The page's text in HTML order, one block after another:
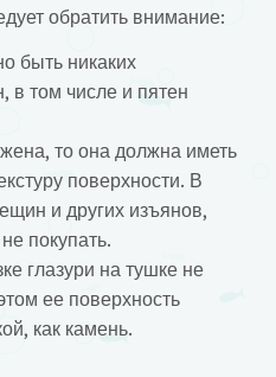
обратить внимание:
быть никаких
в том числе и пятен
то она должна иметь
поверхности. В
и других изъянов,
покупать.
глазури на тушке не
ее поверхность
как камень.